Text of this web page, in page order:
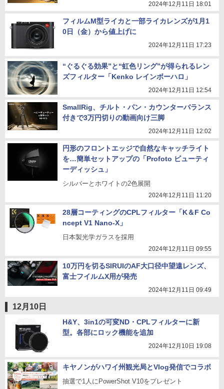
2024年12月11日 18:01
フィルムM型ライカと一部ライカレンズが1月1
0日（金）から値上げに
2024年12月11日 17:23
“ぐるぐる効果”と“虹色リング”が得られるレン
ズフィルター「Kenko レインボーハロ」
2024年12月11日 12:54
SmallRig、チルト・パン・カウンターバランス
付きで3万円切りの動画向け三脚
2024年12月11日 12:02
円形のフロントエッジで自然なキャッチライト
を…簡単セットアップの「Profoto ビューティ
ーディッシュ」
シルバーとホワイトの2色展開
2024年12月11日 11:20
28層コーティングのCPLフィルター「K＆F Co
ncept V1 Nano-X」
日本製光学ガラスを採用
2024年12月11日 09:55
10万円を切るSIRUIのAF大口径中望遠レンズ、
富士フイルムX用が発売
2024年12月11日 09:49
12月10日
H&Y、3in1の可変ND・CPLフィルターに新
型。各部にロック機能を追加
2024年12月10日 19:08
キヤノンがハワイ州観光局とVlog発信でコラボ
抽選で1人にPowerShot V10をプレゼント